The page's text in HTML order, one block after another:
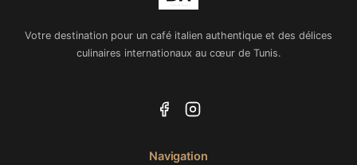
Votre destination pour un café italien authentique et des délices
culinaires internationaux au cœur de Tunis.
Navigation